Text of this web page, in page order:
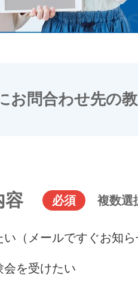
お問合わせ先の
容 必須 複数選
（メールですぐお知ら
会を受けたい